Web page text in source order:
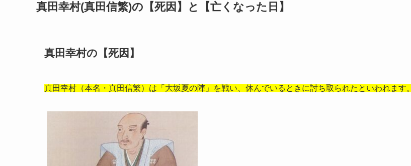
真田幸村(真田信繁)の【死因】と【亡くなった日】
真田幸村の【死因】
真田幸村（本名・真田信繁）は「大坂夏の陣」を戦い、休んでいるときに討ち取られたといわれます。